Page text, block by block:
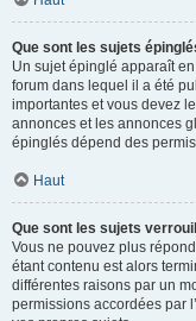
Que sont les sujets
Un sujet épinglé apparaît
forum dans lequel il a été
importantes et vous devez
annonces et les annonces
épinglés dépend des
Haut
Que sont les sujets
Vous ne pouvez plus
étant contenu est alors
différentes raisons par un
permissions accordées par